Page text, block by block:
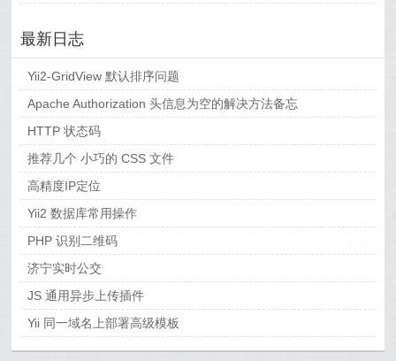
最新日志
Yii2-GridView 默认排序问题
Apache Authorization 头信息为空的解决方法备忘
HTTP 状态码
推荐几个 小巧的 CSS 文件
高精度IP定位
Yii2 数据库常用操作
PHP 识别二维码
济宁实时公交
JS 通用异步上传插件
Yii 同一域名上部署高级模板